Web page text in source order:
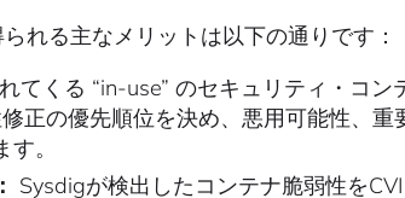
れる主なメリットは以下の通りです：
てくる “in-use” のセキュリティ・コン
正の優先順位を決め、悪用可能性、重
。
Sysdigが検出したコンテナ脆弱性を